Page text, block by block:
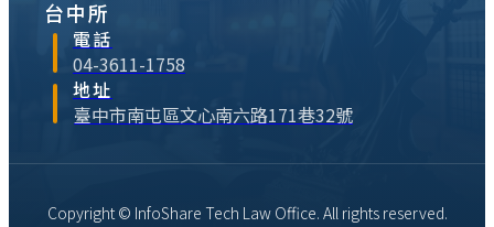
台中所
電話
04-3611-1758
地址
臺中市南屯區文心南六路171巷32號
Copyright © InfoShare Tech Law Office. All rights reserved.